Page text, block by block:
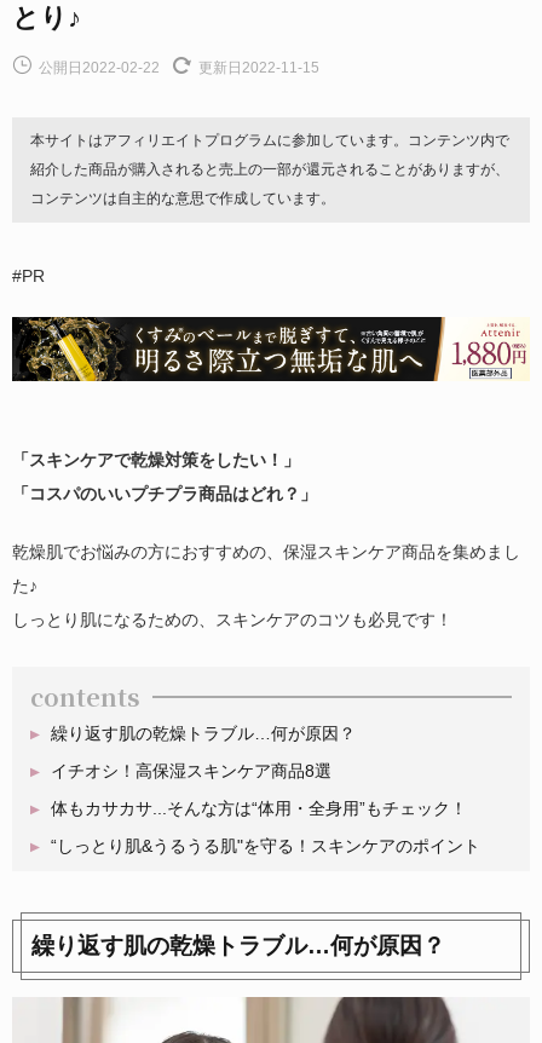
とり♪
公開日2022-02-22 更新日2022-11-15
本サイトはアフィリエイトプログラムに参加しています。コンテンツ内で
紹介した商品が購入されると売上の一部が還元されることがありますが、
コンテンツは自主的な意思で作成しています。
#PR
「スキンケアで乾燥対策をしたい！」
「コスパのいいプチプラ商品はどれ？」
乾燥肌でお悩みの方におすすめの、保湿スキンケア商品を集めまし
た♪
しっとり肌になるための、スキンケアのコツも必見です！
contents
繰り返す肌の乾燥トラブル…何が原因？
イチオシ！高保湿スキンケア商品8選
体もカサカサ...そんな方は“体用・全身用”もチェック！
“しっとり肌&うるうる肌"を守る！スキンケアのポイント
繰り返す肌の乾燥トラブル…何が原因？